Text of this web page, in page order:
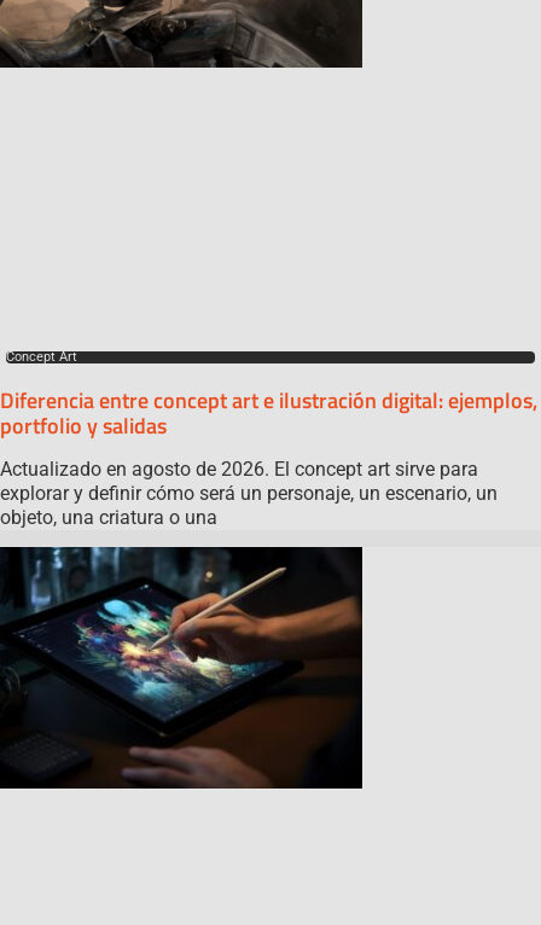
Concept Art
Diferencia entre concept art e ilustración digital: ejemplos,
portfolio y salidas
Actualizado en agosto de 2026. El concept art sirve para
explorar y definir cómo será un personaje, un escenario, un
objeto, una criatura o una